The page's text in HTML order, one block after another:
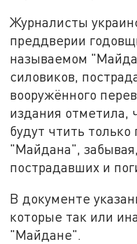
Журналисты
преддверии
называемом
силовиков,
вооружённого
издания отметила,
будут чтить
"Майдана",
пострадавших и
В документе
которые так или
"Майдане".